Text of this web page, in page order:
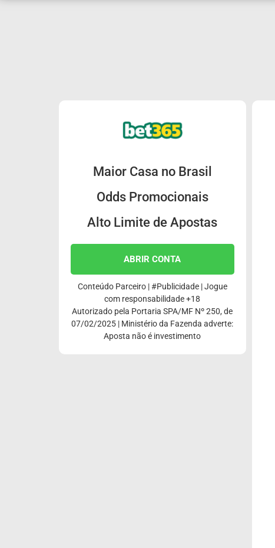
Maior Casa no Brasil
Odds Promocionais
Alto Limite de Apostas
ABRIR CONTA
Conteúdo Parceiro | #Publicidade | Jogue
com responsabilidade +18
Autorizado pela Portaria SPA/MF Nº 250, de
07/02/2025 | Ministério da Fazenda adverte:
Aposta não é investimento